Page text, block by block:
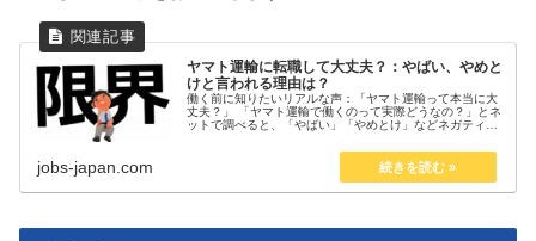
ヤマト運輸に転職して大丈夫？：やばい、やめと
けと言われる理由は？
働く前に知りたいリアルな声：「ヤマト運輸って本当に大
丈夫？」 「ヤマト運輸で働くのって実際どうなの？」とネ
ットで調べると、「やばい」「やめとけ」などネガティブ
や疑問を抱える方も多いのではな...
jobs-japan.com